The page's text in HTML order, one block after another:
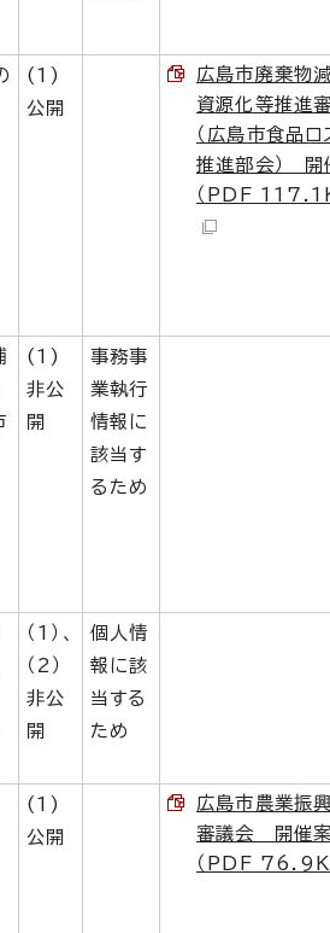
(1)
公開
広島市廃棄物減
資源化等推進
（広島市食品ロ
推進部会） 開
（PDF
(1)
非公
開
事務事
業執行
情報に
該当す
るため
（1）、
（2）
非公
開
個人情
報に該
当する
ため
(1)
公開
広島市農業振
審議会 開催
（PDF